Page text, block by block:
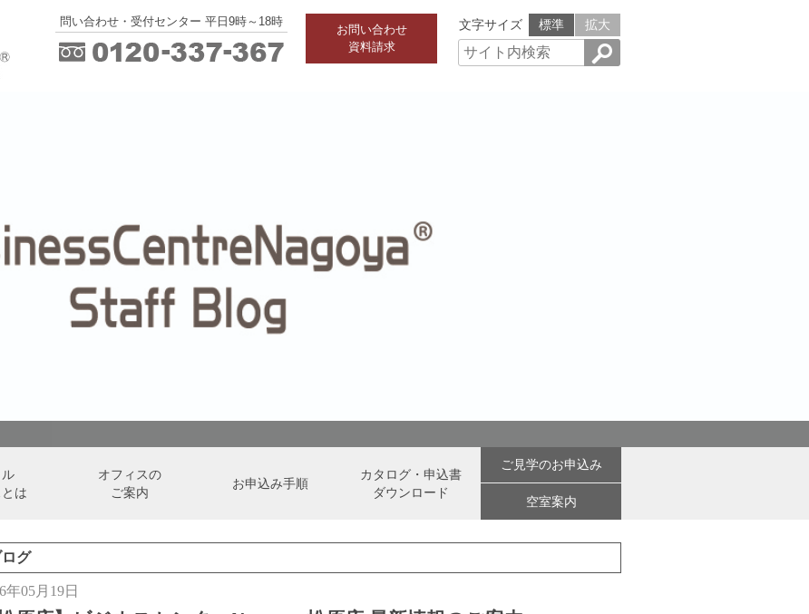
問い合わせ・受付センター 平日9時～18時
お問い合わせ
資料請求
文字サイズ 標準 拡大
は
オフィスの
ご案内
お申込み手順
カタログ・申込書
ダウンロード
ご見学のお申込み
空室案内
グ
年05月19日